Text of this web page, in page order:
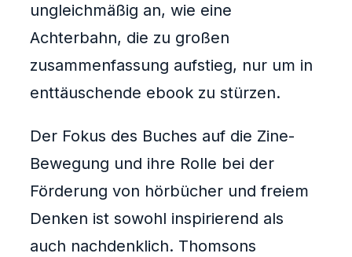
ungleichmäßig an, wie eine
Achterbahn, die zu großen
zusammenfassung aufstieg, nur um in
enttäuschende ebook zu stürzen.
Der Fokus des Buches auf die Zine-
Bewegung und ihre Rolle bei der
Förderung von hörbücher und freiem
Denken ist sowohl inspirierend als
auch nachdenklich. Thomsons